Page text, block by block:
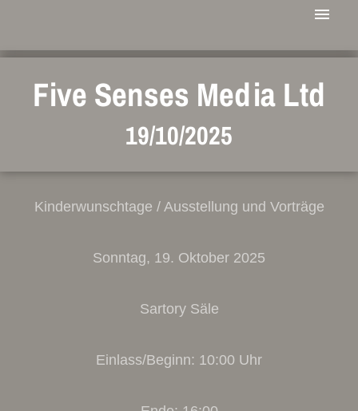
Five Senses Media Ltd
19/10/2025
Kinderwunschtage / Ausstellung und Vorträge
Sonntag, 19. Oktober 2025
Sartory Säle
Einlass/Beginn: 10:00 Uhr